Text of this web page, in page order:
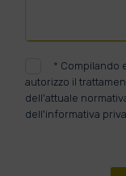
* Compilando
autorizzo il
dell'attuale
dell'informativa